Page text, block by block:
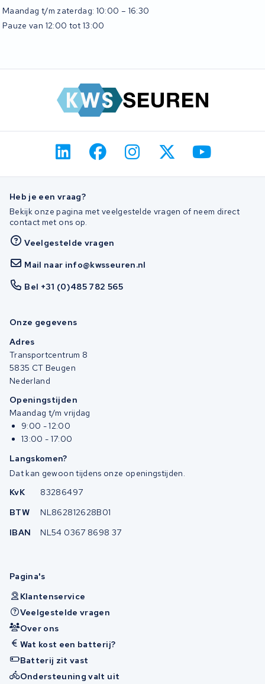
Maandag t/m zaterdag: 10:00 – 16:30
Pauze van 12:00 tot 13:00
Heb je een vraag?
Bekijk onze pagina met veelgestelde vragen of neem direct
contact met ons op.
Veelgestelde vragen
Mail naar info@kwsseuren.nl
Bel +31 (0)485 782 565
Onze gegevens
Adres
Transportcentrum 8
5835 CT Beugen
Nederland
Openingstijden
Maandag t/m vrijdag
9:00 - 12:00
13:00 - 17:00
Langskomen?
Dat kan gewoon tijdens onze openingstijden.
KvK
83286497
BTW
NL862812628B01
IBAN
NL54 0367 8698 37
Pagina's
Klantenservice
Veelgestelde vragen
Over ons
Wat kost een batterij?
Batterij zit vast
Ondersteuning valt uit